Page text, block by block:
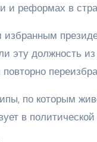
и реформах в
эту должность
по которым
в